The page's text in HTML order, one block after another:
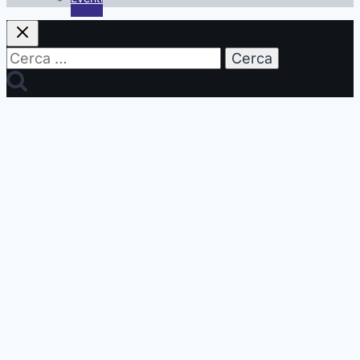
Ricerca
per: